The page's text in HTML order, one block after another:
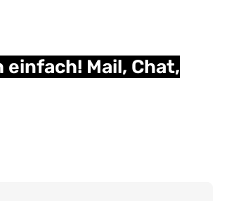
Mail, Chat,